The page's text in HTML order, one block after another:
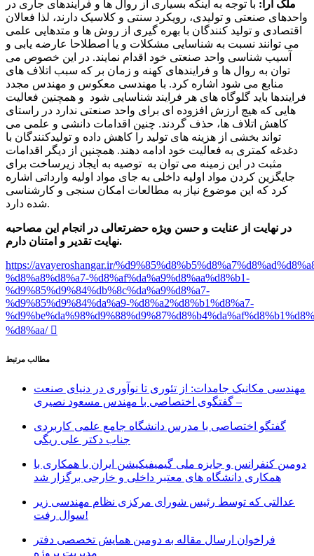
ملک آرا: با توجه به اینکه بسیاری از روال ها و فرایندهای جاری در
واحدهای صنعتی و تولیدی، رویکرد سنتی و کلاسیک دارند، لذا فعالان
اقتصادی و تولید کنندگان با بهره گیری از روش ها و متدهایی علمی
می توانند نسبت به شناسایی مشکلات و یا اصطلاحا عارضه یابی و
آسیب شناسی واحد صنعتی خود اقدام نمایند. در این خصوص می
توان به روال ها و فرایندهای کهنه و زمان بر که سبب اتلاف های
منابع می شود اشاره کرد. با مهندسی معکوس و مهندس مجدد
فرایندها باید گلوگاه های هر فرایند شناسایی شود و همچنین فعالیت
هایی که هیچ ارزش افزوده ای برای واحد صنعتی ندارد در راستای
کاهش اتلاف ها، حذف گردند. چنین اقدامات دانشی و علمی می
تواند بخشی از هزینه های تولید را کاهش داده و تولیدکنندگان با
دغدغه کمتری به فعالیت خود ادامه دهند. همچنین از دیگر اقدامات
مثبت در این زمینه می توان به توصیه به ایجاد زیرساخت برای
جایگزین کردن مواد اولیه داخلی به جای مواد اولیه وارداتی اشاره
کرد که این موضوع نیاز به مطالعات امکان سنجی و کارشناسی
شده دارد.
در نهایت از عنایت و حسن ویژه حضرتعالی در انجام این مصاحبه
نهایت تقدیر و امتنان دارم.
https://avayeroshangar.ir/
%d8%a8%d8%a7-%d8%af%da%a9%d8%aa%d8%b1-
%d9%85%d9%84%db%8c%da%a9%d8%a7-
%d9%85%d9%84%da%a9-%d8%a2%d8%b1%d8%a7-
%d8%aa/
مطالب مرتبط
مهندسی مکانیک جامدات: از تئوری تا نوآوری در دنیای صنعت
– گفتگوی اختصاصی با مهندس مسعود نصیری
گفتگو اختصاصی با مدرس دانشگاه جامع علمی کاربردی
جناب دکتر علی ریگی
دومین کنفرانس و جایزه ملی گیمیفیکیشن ایران با همکاری با
همکاری دانشگاه های معتبر داخلی و خارجی برگزار شد
عدالتی که توسط رئیس شورای مرکزی نظام مهندسی زیر
سوال رفت!
فراخوان ارسال مقاله به دومین همایش تخصصی دفتر
مدیریت پروژه